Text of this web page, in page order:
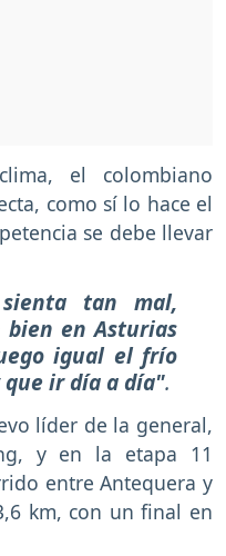
el colombiano
como sí lo hace el
se debe llevar
tan mal,
bien en Asturias
igual el frío
que ir día a día".
líder de la general,
y en la etapa 11
entre Antequera y
km, con un final en